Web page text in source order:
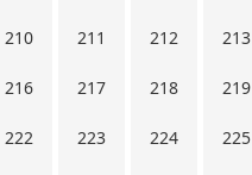
210 211 212 213
216 217 218 219
222 223 224 225